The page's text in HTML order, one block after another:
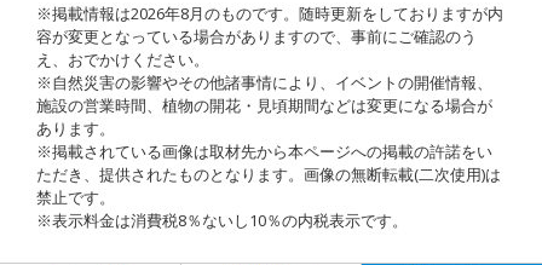
※掲載情報は2026年8月のものです。随時更新をしておりますが内
容が変更となっている場合がありますので、事前にご確認のう
え、おでかけください。
※自然災害の影響やその他諸事情により、イベントの開催情報、
施設の営業時間、植物の開花・見頃期間などは変更になる場合が
あります。
※掲載されている画像は取材先から本ページへの掲載の許諾をい
ただき、提供されたものとなります。画像の無断転載(二次使用)は
禁止です。
※表示料金は消費税8％ないし10％の内税表示です。